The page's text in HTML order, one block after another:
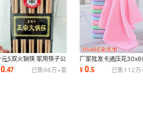
元5双火锅筷 家用筷子公
厨房用品酒店筷 一元两
百货批发
0.47 已售96万+套
厂家批发卡通压花
五彩毛巾 珊瑚绒毛巾 地
货源五彩毛巾
¥0.5 已售 112万